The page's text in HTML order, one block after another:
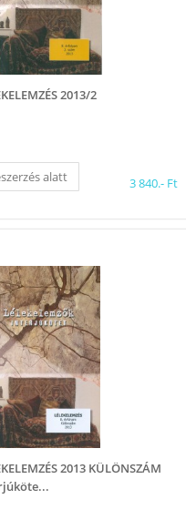
2013/2
alatt 3 840.- Ft
2013 KÜLÖNSZÁM